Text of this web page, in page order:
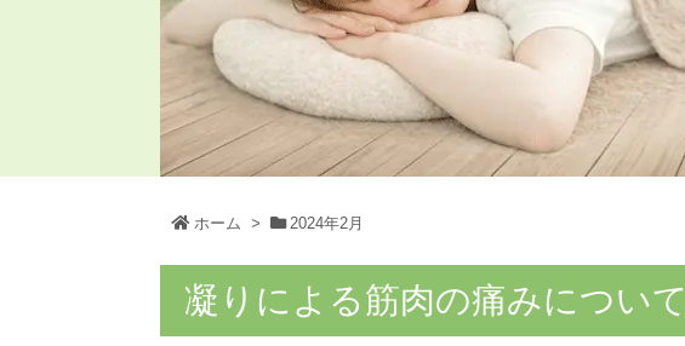
ホーム > 2024年2月
凝りによる筋肉の痛みについて